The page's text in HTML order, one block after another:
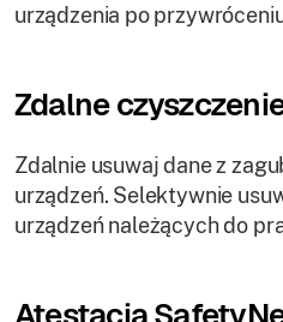
urządzenia po
Zdalne
Zdalnie usuwaj dane z
urządzeń. Selektywnie
urządzeń należących do